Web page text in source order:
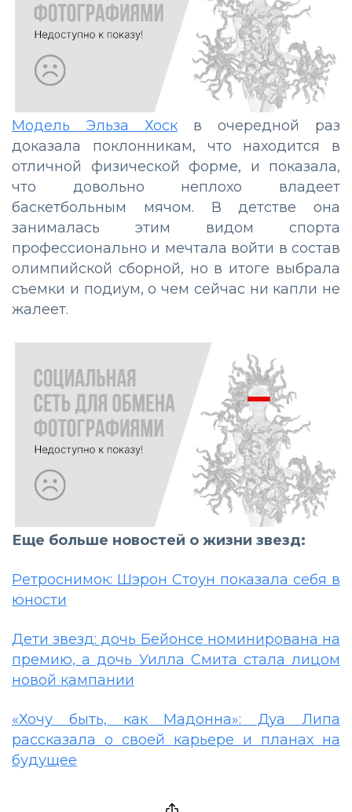
Модель Эльза Хоск в очередной раз
доказала поклонникам, что находится в
отличной физической форме, и показала,
что довольно неплохо владеет
баскетбольным мячом. В детстве она
занималась этим видом спорта
профессионально и мечтала войти в состав
олимпийской сборной, но в итоге выбрала
съемки и подиум, о чем сейчас ни капли не
жалеет.
Еще больше новостей о жизни звезд:
Ретроснимок: Шэрон Стоун показала себя в
юности
Дети звезд: дочь Бейонсе номинирована на
премию, а дочь Уилла Смита стала лицом
новой кампании
«Хочу быть, как Мадонна»: Дуа Липа
рассказала о своей карьере и планах на
будущее